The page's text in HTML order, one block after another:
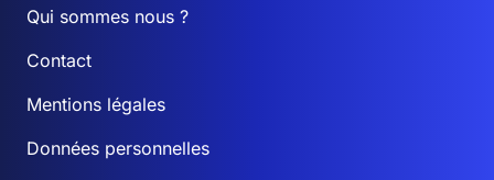
Qui sommes nous ?
Contact
Mentions légales
Données personnelles